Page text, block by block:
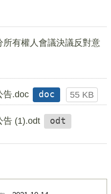
有權人會議決議反對意
告.doc doc 55 KB
告 (1).odt
odt